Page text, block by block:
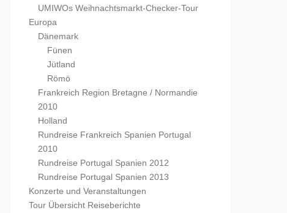
UMIWOs Weihnachtsmarkt-Checker-Tour
Europa
Dänemark
Fünen
Jütland
Römö
Frankreich Region Bretagne / Normandie
2010
Holland
Rundreise Frankreich Spanien Portugal
2010
Rundreise Portugal Spanien 2012
Rundreise Portugal Spanien 2013
Konzerte und Veranstaltungen
Tour Übersicht Reiseberichte